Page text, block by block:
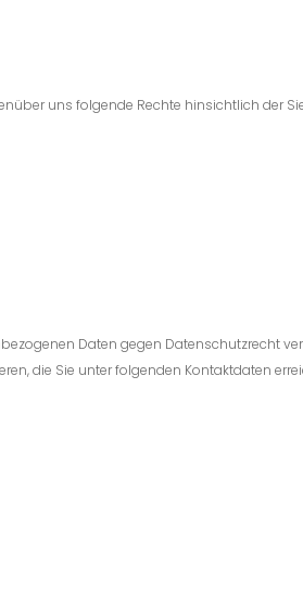
uns folgende Rechte hinsichtlich der
Daten gegen Datenschutzrecht
die Sie unter folgenden Kontaktdaten